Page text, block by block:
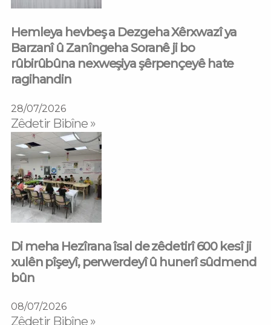
Hemleya hevbeş a Dezgeha Xêrxwazî ya
Barzanî û Zanîngeha Soranê ji bo
rûbirûbûna nexweşiya şêrpençeyê hate
ragihandin
28/07/2026
Zêdetir Bibîne »
Di meha Hezîrana îsal de zêdetirî 600 kesî ji
xulên pîşeyî, perwerdeyî û hunerî sûdmend
bûn
08/07/2026
Zêdetir Bibîne »